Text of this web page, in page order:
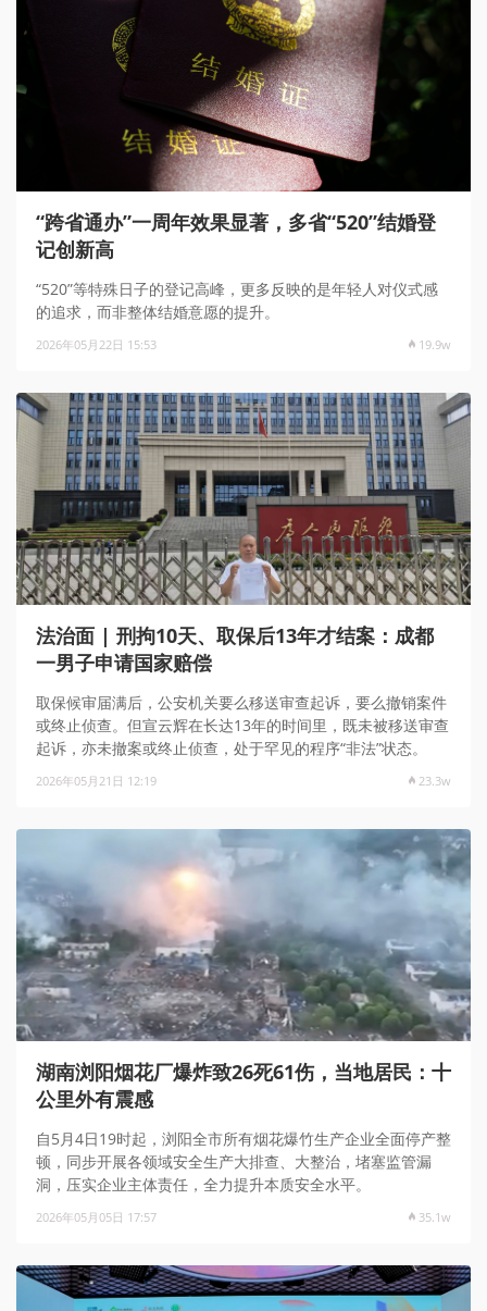
“跨省通办”一周年效果显著，多省“520”结婚登
记创新高
“520”等特殊日子的登记高峰，更多反映的是年轻人对仪式感
的追求，而非整体结婚意愿的提升。
2026年05月22日 15:53 19.9w
法治面 | 刑拘10天、取保后13年才结案：成都
一男子申请国家赔偿
取保候审届满后，公安机关要么移送审查起诉，要么撤销案件
或终止侦查。但宣云辉在长达13年的时间里，既未被移送审查
起诉，亦未撤案或终止侦查，处于罕见的程序“非法”状态。
2026年05月21日 12:19 23.3w
湖南浏阳烟花厂爆炸致26死61伤，当地居民：十
公里外有震感
自5月4日19时起，浏阳全市所有烟花爆竹生产企业全面停产整
顿，同步开展各领域安全生产大排查、大整治，堵塞监管漏
洞，压实企业主体责任，全力提升本质安全水平。
2026年05月05日 17:57 35.1w